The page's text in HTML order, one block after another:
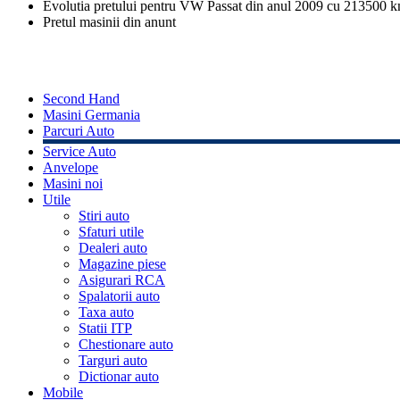
Evolutia pretului pentru VW Passat din anul 2009 cu 213500
Pretul masinii din anunt
Second Hand
Masini Germania
Parcuri Auto
Service Auto
Anvelope
Masini noi
Utile
Stiri auto
Sfaturi utile
Dealeri auto
Magazine piese
Asigurari RCA
Spalatorii auto
Taxa auto
Statii ITP
Chestionare auto
Targuri auto
Dictionar auto
Mobile